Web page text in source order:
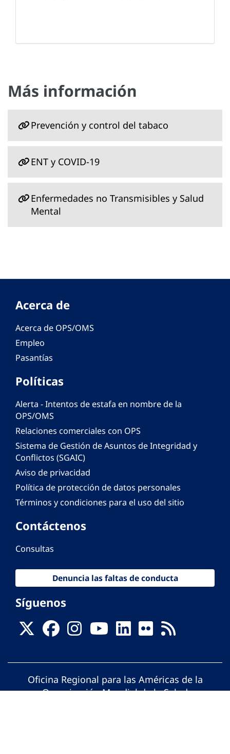
Más información
Prevención y control del tabaco
ENT y COVID-19
Enfermedades no Transmisibles y Salud
Mental
Acerca de
Acerca de OPS/OMS
Empleo
Pasantías
Políticas
Alerta - Intentos de estafa en nombre de la
OPS/OMS
Relaciones comerciales con OPS
Sistema de Gestión de Asuntos de Integridad y
Conflictos (SGAIC)
Aviso de privacidad
Política de protección de datos personales
Términos y condiciones para el uso del sitio
Contáctenos
Consultas
Denuncia las faltas de conducta
Síguenos
Oficina Regional para las Américas de la
Organización Mundial de la Salud